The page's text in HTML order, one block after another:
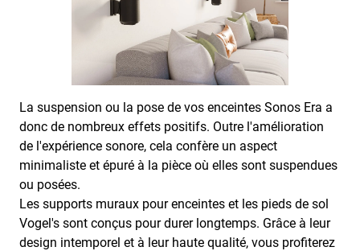
La suspension ou la pose de vos enceintes Sonos Era a
donc de nombreux effets positifs. Outre l'amélioration
de l'expérience sonore, cela confère un aspect
minimaliste et épuré à la pièce où elles sont suspendues
ou posées.
Les supports muraux pour enceintes et les pieds de sol
Vogel's sont conçus pour durer longtemps. Grâce à leur
design intemporel et à leur haute qualité, vous profiterez